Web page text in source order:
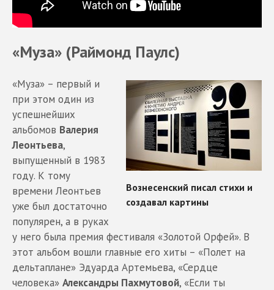
«Муза» (Раймонд Паулс)
«Муза» – первый и
при этом один из
успешнейших
альбомов Валерия
Леонтьева,
выпущенный в 1983
году. К тому
времени Леонтьев
уже был достаточно
популярен, а в руках
у него была премия фестиваля «Золотой Орфей». В
этот альбом вошли главные его хиты – «Полет на
дельтаплане» Эдуарда Артемьева, «Сердце
человека» Александры Пахмутовой, «Если ты